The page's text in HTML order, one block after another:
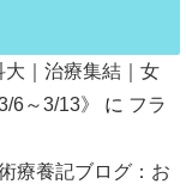
大｜治療集結｜女
6～3/13》
に フラ
療養記ブログ：お